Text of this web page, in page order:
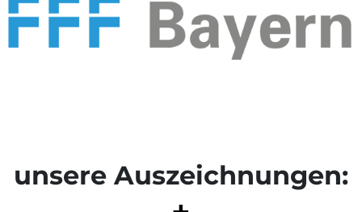
unsere Auszeichnungen: